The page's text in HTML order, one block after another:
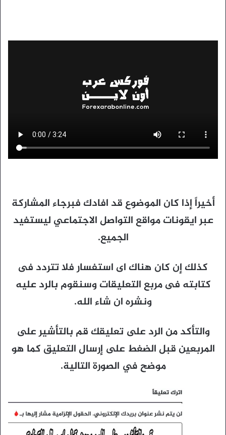
أخيراً إذا كان الموضوع قد افادك فبرجاء المشاركة
عبر ايقونات مواقع التواصل الاجتماعي ليستفيد
الجميع.
كذلك إن كان هناك اى استفسار فلا تتردد فى
كتابته فى مربع التعليقات وسنقوم بالرد عليه
ونشره ان شاء الله.
والتأكد من الرد على تعليقك قم بالتأشير على
المربعين قبل الضغط على إرسال التعليق كما هو
موضح في الصورة التالية.